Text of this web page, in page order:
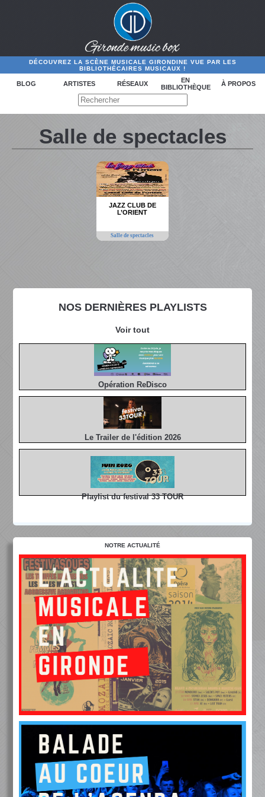
DÉCOUVREZ LA SCÈNE MUSICALE GIRONDINE VUE PAR LES
BIBLIOTHÉCAIRES MUSICAUX !
BLOG ARTISTES RÉSEAUX
EN
BIBLIOTHÈQUE
À PROPOS
NOS DERNIÈRES PLAYLISTS
Voir tout
Opération ReDisco
Le Trailer de l'édition 2026
Playlist du festival 33 TOUR
Salle de spectacles
JAZZ CLUB DE
L’ORIENT
Salle de spectacles
NOTRE ACTUALITÉ